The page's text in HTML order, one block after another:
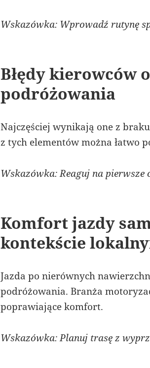
Wskazówka: Wprowadź rutynę
Błędy kierowców
podróżowania
Najczęściej wynikają one z
z tych elementów można łatwo
Wskazówka: Reaguj na
Komfort jazdy
kontekście
Jazda po nierównych
podróżowania. Branża
poprawiające komfort.
Wskazówka: Planuj trasę z